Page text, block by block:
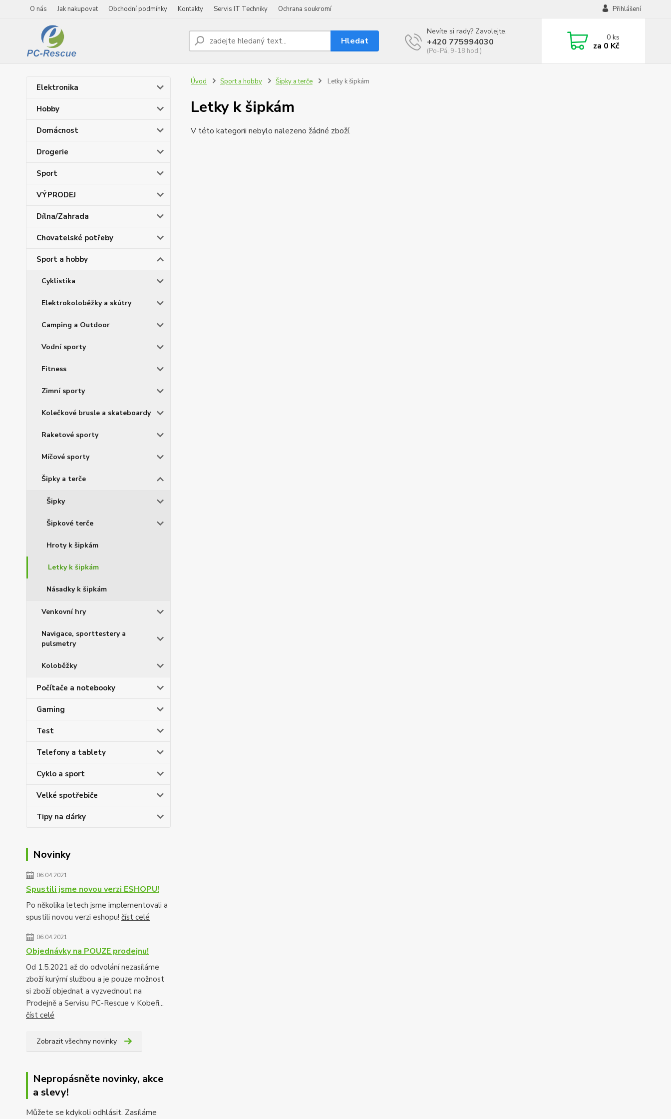
O nás Jak nakupovat Obchodní podmínky Kontakty Servis IT Techniky Ochrana soukromí Přihlášení
Hledat
Nevíte si rady? Zavolejte.
+420 775994030
(Po-Pá, 9-18 hod.)
0ks
za 0 Kč
Elektronika
Hobby
Domácnost
Drogerie
Sport
VÝPRODEJ
Dílna/Zahrada
Chovatelské potřeby
Sport a hobby
Cyklistika
Elektrokoloběžky a skútry
Camping a Outdoor
Vodní sporty
Fitness
Zimní sporty
Kolečkové brusle a skateboardy
Raketové sporty
Míčové sporty
Šipky a terče
Šipky
Šipkové terče
Hroty k šipkám
Letky k šipkám
Násadky k šipkám
Venkovní hry
Navigace, sporttestery a
pulsmetry
Koloběžky
Počítače a notebooky
Gaming
Test
Telefony a tablety
Cyklo a sport
Velké spotřebiče
Tipy na dárky
Novinky
06.04.2021
Spustili jsme novou verzi ESHOPU!
Po několika letech jsme implementovali a
spustili novou verzi eshopu! číst celé
06.04.2021
Objednávky na POUZE prodejnu!
Od 1.5.2021 až do odvolání nezasíláme
zboží kurýrní službou a je pouze možnost
si zboží objednat a vyzvednout na
Prodejně a Servisu PC-Rescue v Kobeři...
číst celé
Zobrazit všechny novinky
Nepropásněte novinky, akce
a slevy!
Můžete se kdykoli odhlásit. Zasíláme
Úvod Sport a hobby Šipky a terče Letky k šipkám
Letky k šipkám
V této kategorii nebylo nalezeno žádné zboží.